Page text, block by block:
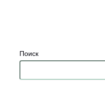
Поиск